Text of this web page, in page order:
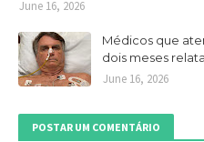
June 16, 2026
Médicos que
dois meses
June 16, 2026
POSTAR UM COMENTÁRIO